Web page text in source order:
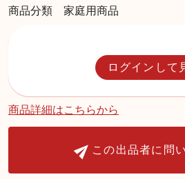
商品分類 家庭用商品
ログインして
商品詳細はこちらから
この出品者に問